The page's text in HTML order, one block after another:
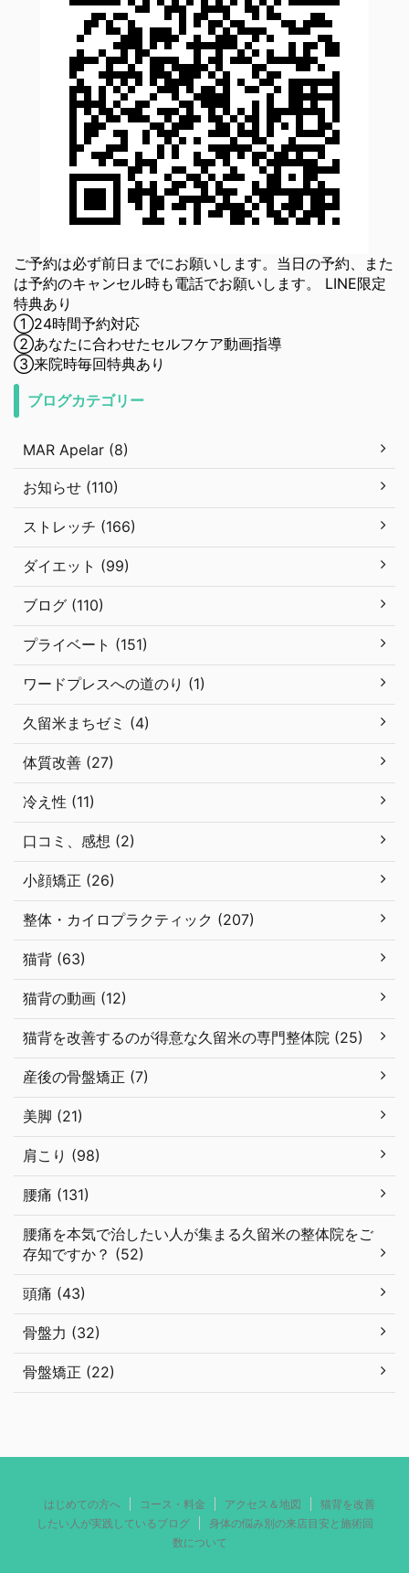
ご予約は必ず前日までにお願いします。当日の予約、また
は予約のキャンセル時も電話でお願いします。 LINE限定
特典あり
①24時間予約対応
②あなたに合わせたセルフケア動画指導
③来院時毎回特典あり
ブログカテゴリー
MAR Apelar (8)
お知らせ (110)
ストレッチ (166)
ダイエット (99)
ブログ (110)
プライベート (151)
ワードプレスへの道のり (1)
久留米まちゼミ (4)
体質改善 (27)
冷え性 (11)
口コミ、感想 (2)
小顔矯正 (26)
整体・カイロプラクティック (207)
猫背 (63)
猫背の動画 (12)
猫背を改善するのが得意な久留米の専門整体院 (25)
産後の骨盤矯正 (7)
美脚 (21)
肩こり (98)
腰痛 (131)
腰痛を本気で治したい人が集まる久留米の整体院をご
存知ですか？ (52)
頭痛 (43)
骨盤力 (32)
骨盤矯正 (22)
はじめての方へ コース・料金 アクセス＆地図
猫背を改善
したい人が実践しているブログ
身体の悩み別の来店目安と施術回
数について